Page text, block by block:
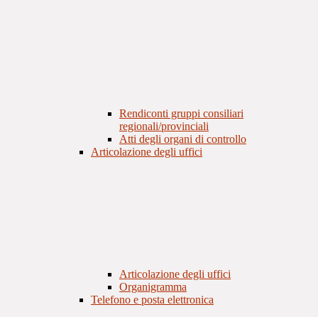
Rendiconti gruppi consiliari
regionali/provinciali
Atti degli organi di controllo
Articolazione degli uffici
Articolazione degli uffici
Organigramma
Telefono e posta elettronica